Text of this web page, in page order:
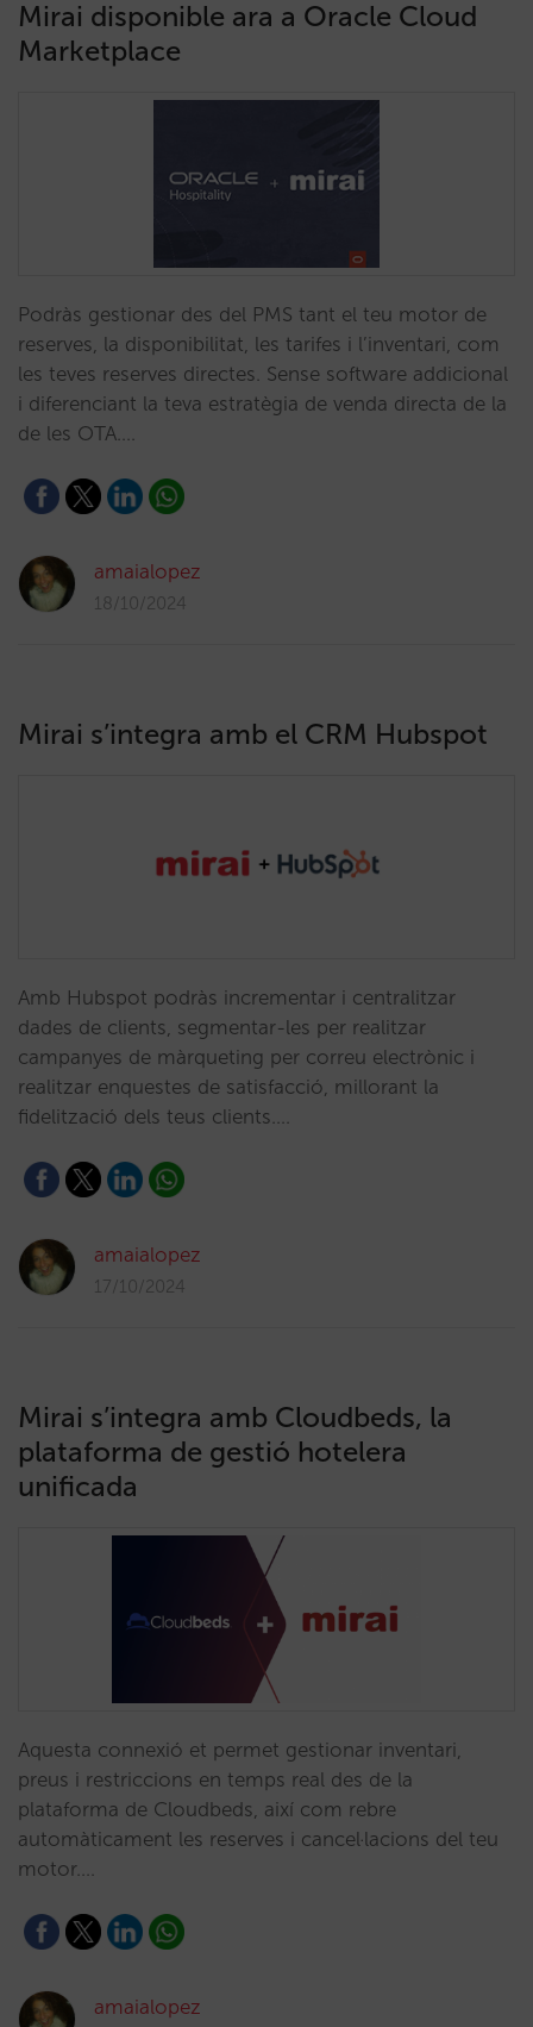
Mirai disponible ara a Oracle Cloud
Marketplace
Podràs gestionar des del PMS tant el teu motor de
reserves, la disponibilitat, les tarifes i l’inventari, com
les teves reserves directes. Sense software addicional
i diferenciant la teva estratègia de venda directa de la
de les OTA.…
amaialopez
18/10/2024
Mirai s’integra amb el CRM Hubspot
Amb Hubspot podràs incrementar i centralitzar
dades de clients, segmentar-les per realitzar
campanyes de màrqueting per correu electrònic i
realitzar enquestes de satisfacció, millorant la
fidelització dels teus clients.…
amaialopez
17/10/2024
Mirai s’integra amb Cloudbeds, la
plataforma de gestió hotelera
unificada
Aquesta connexió et permet gestionar inventari,
preus i restriccions en temps real des de la
plataforma de Cloudbeds, així com rebre
automàticament les reserves i cancel·lacions del teu
motor.…
amaialopez